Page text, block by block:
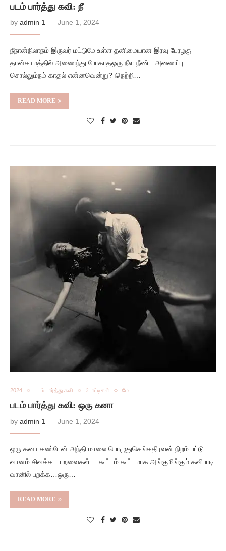
படம் பார்த்து கவி: நீ
by admin 1 June 1, 2024
நீநான்நிலாநம் இருவர் மட்டுமே உள்ள தனிமையான இரவு பேரழகு
தான்காமத்தில் அணைந்து போகாதஒரு நீள நீண்ட அணைப்பு
சொல்லும்நம் காதல் என்னவென்று?।நெற்றி…
READ MORE
2024 படம் பார்த்து கவி போட்டிகள் மே
படம் பார்த்து கவி: ஒரு கனா
by admin 1 June 1, 2024
ஒரு கனா கண்டேன் அந்தி மாலை பொழுதுசெங்கதிரவன் நிறம் பட்டு
வானம் சிவக்க…பறவைகள்… கூட்டம் கூட்டமாக அங்குமிங்கும் கவிபாடி
வானில் பறக்க…ஒரு…
READ MORE